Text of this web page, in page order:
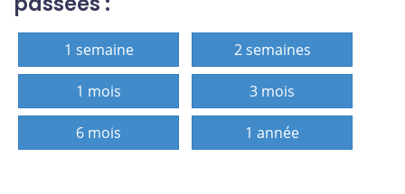
1 semaine 2 semaines
1 mois 3 mois
6 mois 1 année